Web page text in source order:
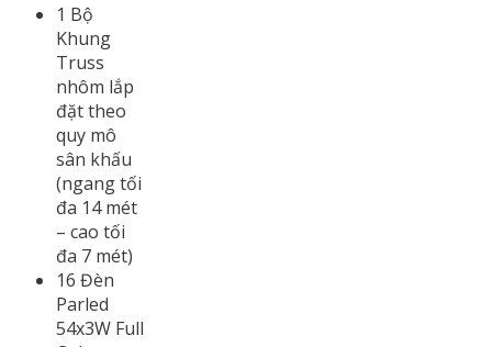
1 Bộ
Khung
Truss
nhôm lắp
đặt theo
quy mô
sân khấu
(ngang tối
đa 14 mét
– cao tối
đa 7 mét)
16 Đèn
Parled
54x3W Full